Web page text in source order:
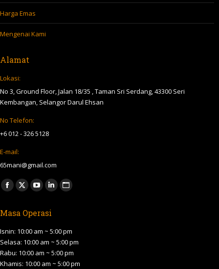
Harga Emas
Mengenai Kami
Alamat
Lokasi:
No 3, Ground Floor, Jalan 18/35 , Taman Sri Serdang, 43300 Seri
Kembangan, Selangor Darul Ehsan
No Telefon:
+6 012 - 326 5128
E-mail:
65mani@gmail.com
Find us on:
Facebook
opens
in
new
window
X
opens
in
new
window
YouTube
opens
in
new
window
Linkedin
opens
in
new
window
Website
in
new
window
Masa Operasi
Isnin: 10:00 am ~ 5:00 pm
Selasa: 10:00 am ~ 5:00 pm
Rabu: 10:00 am ~ 5:00 pm
Khamis: 10:00 am ~ 5:00 pm